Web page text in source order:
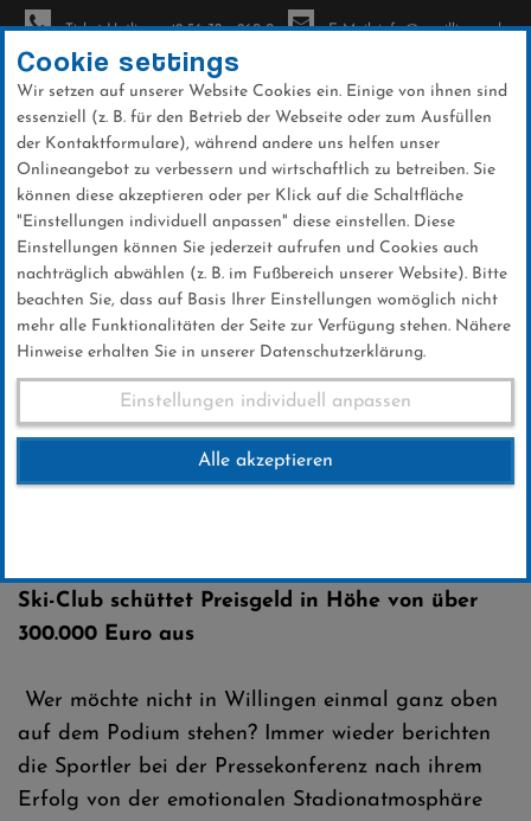
Direkt
zum
Inhalt
Ticket-Hotline: +49 56 32 - 960-0 E-Mail: info@sc-willingen.de
News
Weltcup-Splitter (1)
02 .Februar 2025
Ski-Club schüttet Preisgeld in Höhe von über
300.000 Euro aus
Wer möchte nicht in Willingen einmal ganz oben
auf dem Podium stehen? Immer wieder berichten
die Sportler bei der Pressekonferenz nach ihrem
Erfolg von der emotionalen Stadionatmosphäre
Cookie settings
Wir setzen auf unserer Website Cookies ein. Einige von ihnen sind
essenziell (z. B. für den Betrieb der Webseite oder zum Ausfüllen
der Kontaktformulare), während andere uns helfen unser
Onlineangebot zu verbessern und wirtschaftlich zu betreiben. Sie
können diese akzeptieren oder per Klick auf die Schaltfläche
"Einstellungen individuell anpassen" diese einstellen. Diese
Einstellungen können Sie jederzeit aufrufen und Cookies auch
nachträglich abwählen (z. B. im Fußbereich unserer Website). Bitte
beachten Sie, dass auf Basis Ihrer Einstellungen womöglich nicht
mehr alle Funktionalitäten der Seite zur Verfügung stehen. Nähere
Hinweise erhalten Sie in unserer Datenschutzerklärung.
Einstellungen individuell anpassen
Alle akzeptieren